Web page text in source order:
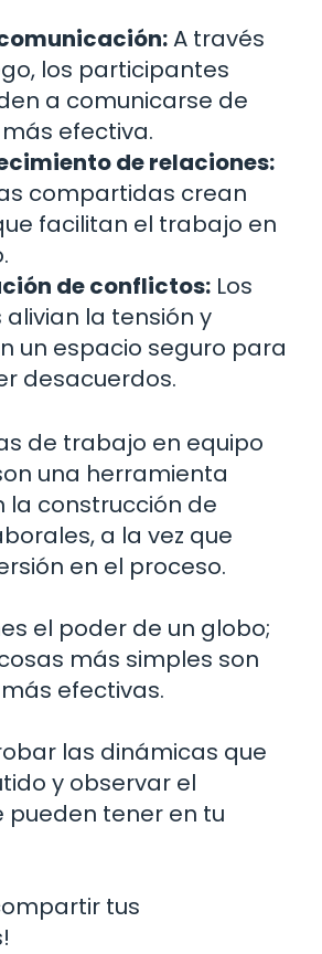
A través
los participantes
a comunicarse de
efectiva.
de relaciones:
compartidas crean
facilitan el trabajo en
de conflictos: Los
alivian la tensión y
un espacio seguro para
desacuerdos.
de trabajo en equipo
una herramienta
la construcción de
a la vez que
en el proceso.
el poder de un globo;
más simples son
efectivas.
las dinámicas que
y observar el
pueden tener en tu
tus